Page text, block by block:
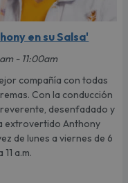
en su Salsa'
- 11:00am
compañía con todas
Con la conducción
desenfadado y
extrovertido Anthony
de lunes a viernes de 6
11 a.m.